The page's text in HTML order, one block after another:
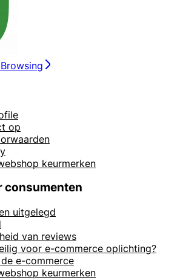
op
keurmerken
consumenten
uitgelegd
van reviews
voor e-commerce oplichting?
e-commerce
keurmerken